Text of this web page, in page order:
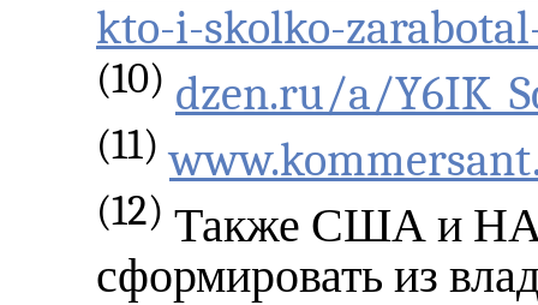
kto-i-skolko-
(10) dzen.ru/a/
(11)
(12) Также США и
сформировать из